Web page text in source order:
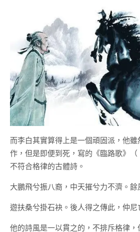
而李白其實算得上是一個頑固派，他
作，但是即便到死，寫的《臨路歌》
不符合格律的古體詩。
大鵬飛兮振八裔，中天摧兮力不濟。餘
遊扶桑兮掛石袂。後人得之傳此，仲尼
他的詩風是一以貫之的，不排斥格律，